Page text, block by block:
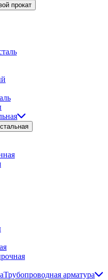
прокат
Трубопроводная арматура